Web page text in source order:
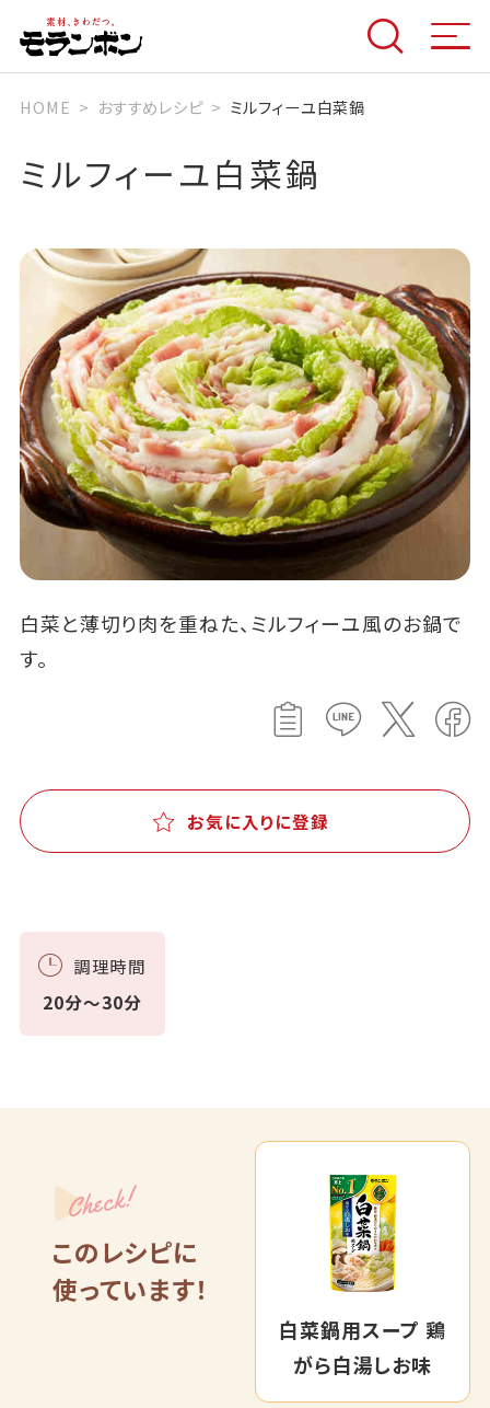
HOME おすすめレシピ ミルフィーユ白菜鍋
ミルフィーユ白菜鍋
白菜と薄切り肉を重ねた、ミルフィーユ風のお鍋で
す。
お気に入りに登録
調理時間
20分～30分
Check!
このレシピに
使っています！
白菜鍋用スープ 鶏
がら白湯しお味